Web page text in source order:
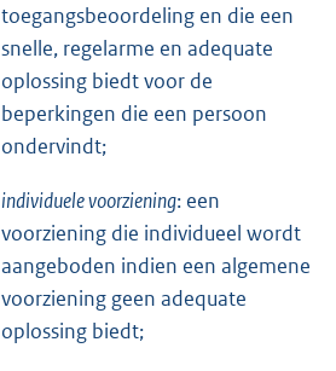
toegangsbeoordeling en die een
snelle, regelarme en adequate
oplossing biedt voor de
beperkingen die een persoon
ondervindt;
individuele voorziening: een
voorziening die individueel wordt
aangeboden indien een algemene
voorziening geen adequate
oplossing biedt;